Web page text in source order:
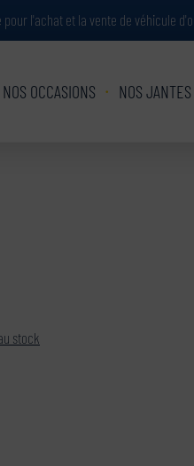
l'achat et la vente de véhicule
NOS OCCASIONS NOS
stock